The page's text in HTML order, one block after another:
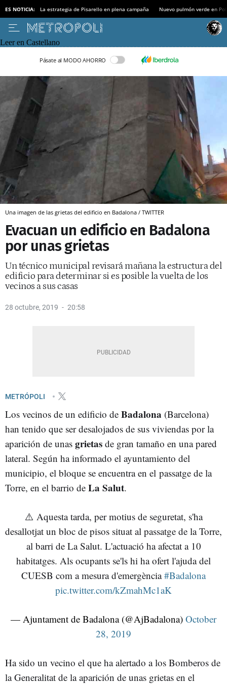
ES NOTICIA: La estrategia de Pisarello en plena campaña Nuevo pulmón verde en
Leer en Castellano
Pásate al MODO AHORRO
Una imagen de las grietas del edificio en Badalona / TWITTER
Evacuan un edificio en Badalona
por unas grietas
Un técnico municipal revisará mañana la estructura del
edificio para determinar si es posible la vuelta de los
vecinos a sus casas
28 octubre, 2019 20:58
METRÓPOLI
Los vecinos de un edificio de Badalona (Barcelona)
han tenido que ser desalojados de sus viviendas por la
aparición de unas grietas de gran tamaño en una pared
lateral. Según ha informado el ayuntamiento del
municipio, el bloque se encuentra en el passatge de la
Torre, en el barrio de La Salut.
⚠️ Aquesta tarda, per motius de seguretat, s'ha
desallotjat un bloc de pisos situat al passatge de la Torre,
al barri de La Salut. L'actuació ha afectat a 10
habitatges. Als ocupants se'ls hi ha ofert l'ajuda del
CUESB com a mesura d'emergència#Badalona
pic.twitter.com/kZmahMc1aK
— Ajuntament de Badalona (@AjBadalona) October
28, 2019
Ha sido un vecino el que ha alertado a los Bomberos de
la Generalitat de la aparición de unas grietas en el